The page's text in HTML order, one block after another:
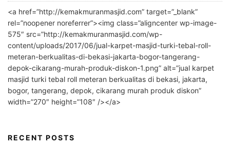
<a href=”http://kemakmuranmasjid.com” target=”_blank”
rel=”noopener noreferrer”><img class=”aligncenter wp-image-
575″ src=”http://kemakmuranmasjid.com/wp-
content/uploads/2017/06/jual-karpet-masjid-turki-tebal-roll-
meteran-berkualitas-di-bekasi-jakarta-bogor-tangerang-
depok-cikarang-murah-produk-diskon-1.png” alt=”jual karpet
masjid turki tebal roll meteran berkualitas di bekasi, jakarta,
bogor, tangerang, depok, cikarang murah produk diskon”
width=”270″ height=”108″ /></a>
RECENT POSTS